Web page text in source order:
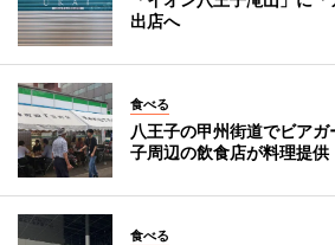
出店へ
食べる
八王子の甲州街道でビア
子周辺の飲食店が料理提供
食べる